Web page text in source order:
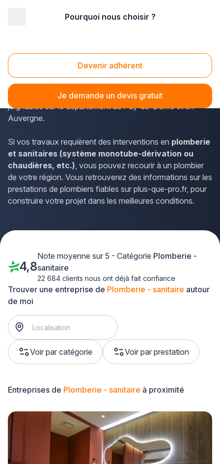
Pourquoi nous choisir ?
Devenir adhérent
Je demande un devis gratuit
Plomberie - sanitaire Aubière (63170)
Les habitants d'Aubière peuvent simplement utiliser plus-
que-pro.fr afin de trouver les coordonnées des plombiers
joignables sur le département du Puy-de-Dôme et en
Auvergne.
Si vos travaux requièrent des interventions en plomberie
et sanitaires (système monotube-dérivation ou
chaudières, etc.), vous pouvez recourir à un plombier
de votre région. Vous retrouverez des informations sur les
prestations de plombiers fiables sur plus-que-pro.fr, pour
construire votre projet dans les meilleures conditions.
Trouver une entreprise de Plomberie - sanitaire autour
de moi
Voir par catégorie Voir par prestation
4,8
Note moyenne sur 5 - Catégorie Plomberie -
sanitaire
22 684 clients nous ont déjà fait confiance
Entreprises de Plomberie - sanitaire à proximité